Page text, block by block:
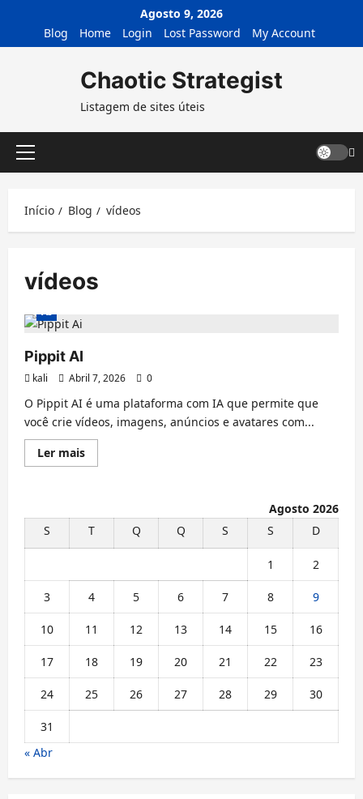
o
Agosto 9, 2026
Blog
Home Login Lost Password My Account
Chaotic Strategist
Listagem de sites úteis
Menu
Início Blog vídeos
vídeos
AI
Pippit AI
kali Abril 7, 2026 0
O Pippit AI é uma plataforma com IA que permite que
você crie vídeos, imagens, anúncios e avatares com...
Ler maisLeia
mais
Agosto 2026
S
T Q Q S S D
1 2
3 4 5 6 7 8 9
10 11 12 13 14 15 16
17 18 19 20 21 22 23
24 25 26 27 28 29 30
31
« Abr